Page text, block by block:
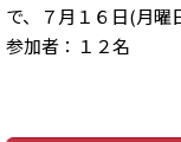
で、７月１６日(月
参加者：１２名